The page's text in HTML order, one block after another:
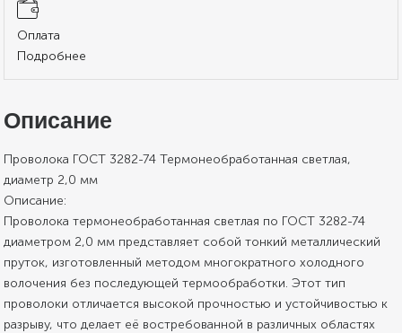
Оплата
Подробнее
Описание
Проволока ГОСТ 3282-74 Термонеобработанная светлая,
диаметр 2,0 мм
Описание:
Проволока термонеобработанная светлая по ГОСТ 3282-74
диаметром 2,0 мм представляет собой тонкий металлический
пруток, изготовленный методом многократного холодного
волочения без последующей термообработки. Этот тип
проволоки отличается высокой прочностью и устойчивостью к
разрыву, что делает её востребованной в различных областях